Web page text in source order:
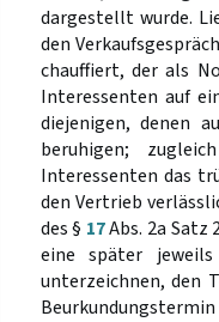
dargestellt wurde.
den
chauffiert, der als
Interessenten auf
diejenigen, denen
beruhigen;
Interessenten das
den Vertrieb
des § 17Abs. 2a Satz
eine später
unterzeichnen, den